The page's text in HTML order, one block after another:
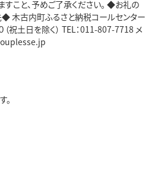
こと、予めご了承ください。 ◆お礼の
木古内町ふるさと納税コールセンター
（祝土日を除く） TEL：011-807-7718 メ
。